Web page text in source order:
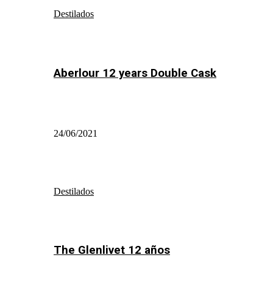
Destilados
Aberlour 12 years Double Cask
24/06/2021
Destilados
The Glenlivet 12 años